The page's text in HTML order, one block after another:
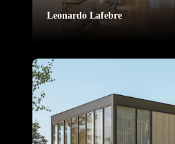
Leonardo Lafebre